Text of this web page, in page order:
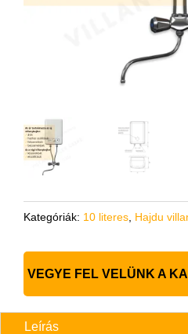
Kategóriák: 10 literes Hajdu
VEGYE FEL VELÜNK A
Leírás